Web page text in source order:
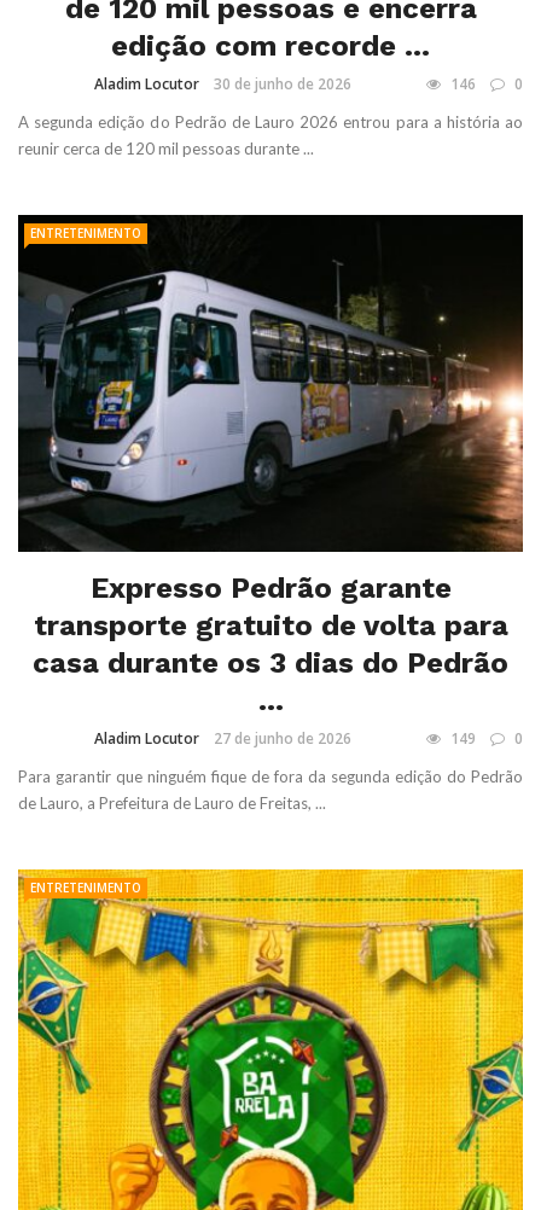
de 120 mil pessoas e encerra
edição com recorde ...
Aladim Locutor 30 de junho de 2026 146 0
A segunda edição do Pedrão de Lauro 2026 entrou para a história ao
reunir cerca de 120 mil pessoas durante ...
ENTRETENIMENTO
Expresso Pedrão garante
transporte gratuito de volta para
casa durante os 3 dias do Pedrão
...
Aladim Locutor 27 de junho de 2026 149 0
Para garantir que ninguém fique de fora da segunda edição do Pedrão
de Lauro, a Prefeitura de Lauro de Freitas, ...
ENTRETENIMENTO